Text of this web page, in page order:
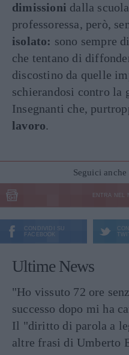
dimissioni dalla
professoressa, però,
isolato: sono sempre
che tentano di
discostino da quelle
schierandosi contro la
Insegnanti che,
lavoro.
Seguici
ENTRA NEL
CONDIVIDI SU
FACEBOOK
Ultime News
"Ho vissuto 72 ore
successo dopo mi ha
Il "diritto di parola a
altre frasi di Umberto